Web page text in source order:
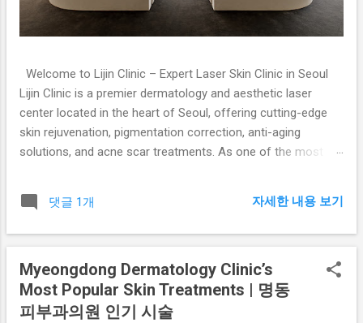
Welcome to Lijin Clinic – Expert Laser Skin Clinic in Seoul
Lijin Clinic is a premier dermatology and aesthetic laser
center located in the heart of Seoul, offering cutting-edge
skin rejuvenation, pigmentation correction, anti-aging
solutions, and acne scar treatments. As one of the most
technology with decades of clinical expertise to help you
achieve radiant, youthful skin. Whether you're dealing with
want to improve your overall skin texture, Lijin Clinic provides
customized treatment plans that deliver real, lasting results.
Located just minutes from Myeongdong and Namdaemun,
our clinic is a top destination for both local and international
댓글 1개 자세한 내용 보기
Myeongdong Dermatology Clinic’s
Most Popular Skin Treatments | 명동
피부과의원 인기 시술